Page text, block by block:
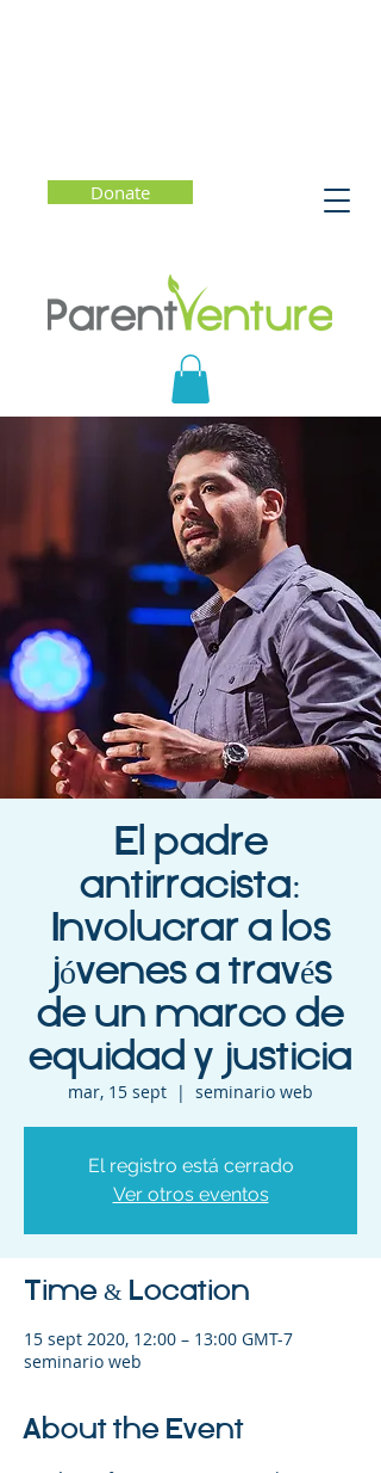
Donate
El padre
antirracista:
Involucrar a los
jóvenes a través
de un marco de
equidad y justicia
mar, 15 sept
  |
seminario web
El registro está cerrado
Ver otros eventos
Time & Location
15 sept 2020, 12:00 – 13:00 GMT-7
seminario web
About the Event